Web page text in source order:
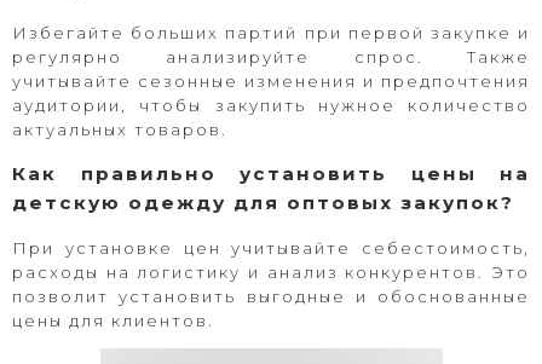
Избегайте больших партий при первой закупке и
регулярно анализируйте спрос. Также
учитывайте сезонные изменения и предпочтения
аудитории, чтобы закупить нужное количество
актуальных товаров.
Как правильно установить цены на
детскую одежду для оптовых закупок?
При установке цен учитывайте себестоимость,
расходы на логистику и анализ конкурентов. Это
позволит установить выгодные и обоснованные
цены для клиентов.